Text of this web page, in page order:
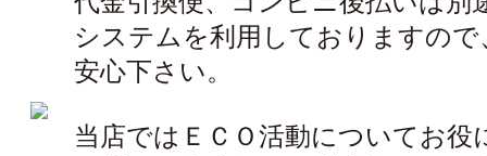
システムを利用しておりますの
安心下さい。
当店ではＥＣＯ活動についてお